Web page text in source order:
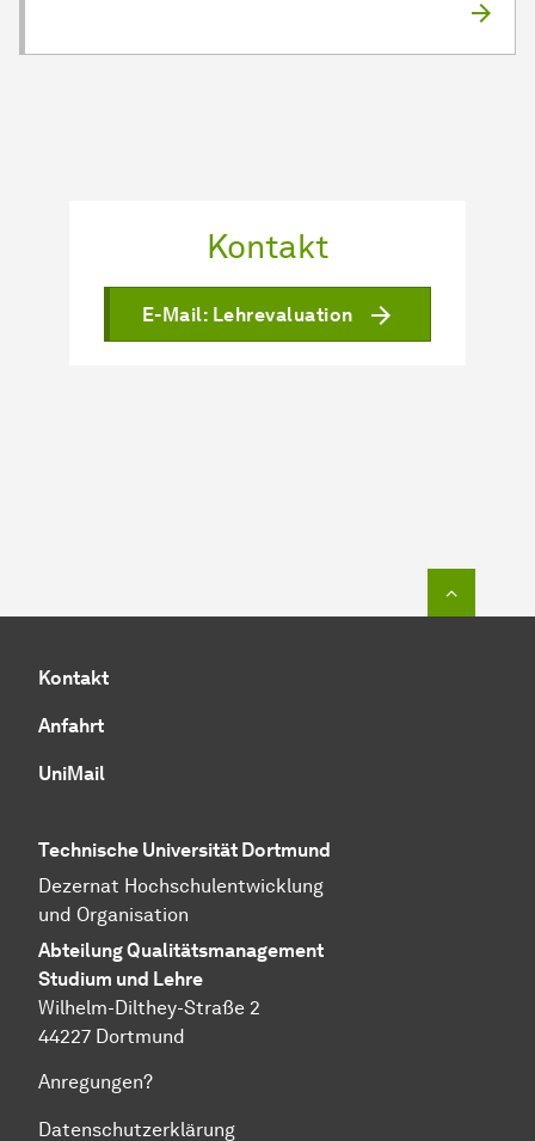
Kontakt
E-Mail: Lehrevaluation
Kontakt
Anfahrt
UniMail
Technische Universität Dortmund
Dezernat Hochschul­entwicklung
und Organisation
AbteilungQuali­täts­manage­ment
Studium und Lehre
Wilhelm-Dilthey-Straße 2
44227 Dortmund
Anregungen?
Datenschutzerklärung